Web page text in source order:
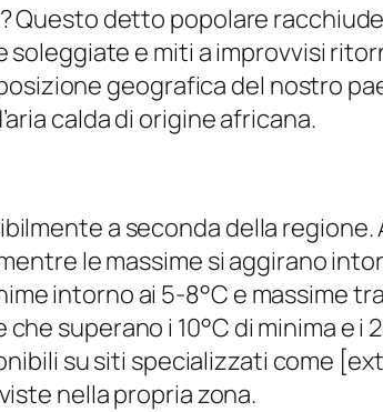
Questo detto popolare
e miti a improvvisi
geografica del nostro
calda di origine africana.
a seconda della
le massime si aggirano
intorno ai 5-8°C e massime tra
superano i 10°C di minima e i
su siti specializzati come
nella propria zona.